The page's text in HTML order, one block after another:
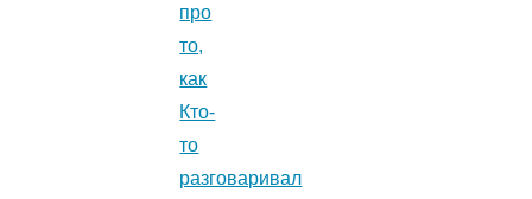
про
то,
как
Кто-
то
разговаривал